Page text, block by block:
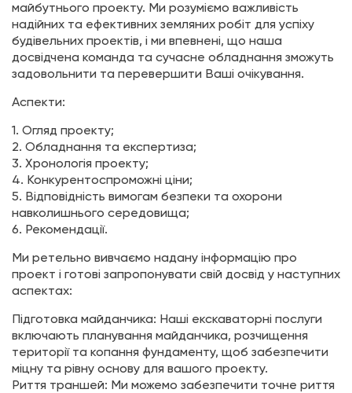
майбутнього проекту. Ми розуміємо важливість
надійних та ефективних земляних робіт для успіху
будівельних проектів, і ми впевнені, що наша
досвідчена команда та сучасне обладнання зможуть
задовольнити та перевершити Ваші очікування.
Аспекти:
1. Огляд проекту;
2. Обладнання та експертиза;
3. Хронологія проекту;
4. Конкурентоспроможні ціни;
5. Відповідність вимогам безпеки та охорони
навколишнього середовища;
6. Рекомендації.
Ми ретельно вивчаємо надану інформацію про
проект і готові запропонувати свій досвід у наступних
аспектах:
Підготовка майданчика: Наші екскаваторні послуги
включають планування майданчика, розчищення
території та копання фундаменту, щоб забезпечити
міцну та рівну основу для вашого проекту.
Риття траншей: Ми можемо забезпечити точне риття